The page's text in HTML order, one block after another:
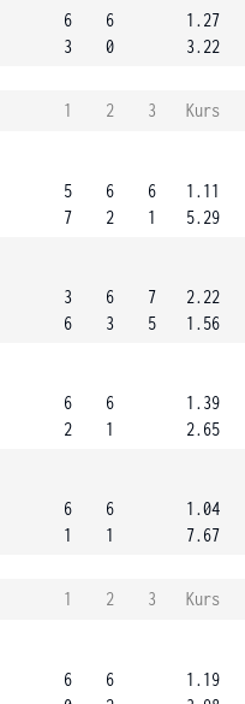
6
3
6
0
1.27
3.22
1 2 3
Kurs
5
7
6
2
6
1
1.11
5.29
3
6
6
3
7
5
2.22
1.56
6
2
6
1
1.39
2.65
6
1
6
1
1.04
7.67
1 2 3
Kurs
6
6
1.19